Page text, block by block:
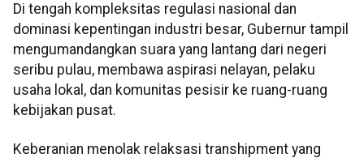
Di tengah kompleksitas regulasi nasional dan
dominasi kepentingan industri besar, Gubernur tampil
mengumandangkan suara yang lantang dari negeri
seribu pulau, membawa aspirasi nelayan, pelaku
usaha lokal, dan komunitas pesisir ke ruang-ruang
kebijakan pusat.
Keberanian menolak relaksasi transhipment yang